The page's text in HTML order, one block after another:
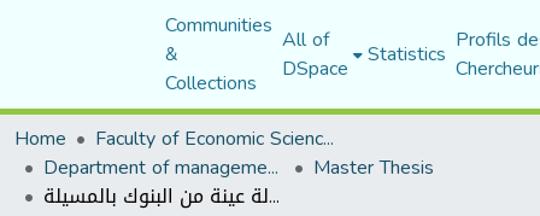
Communities
&
Collections
All of
DSpace Statistics Profils
Home
Faculty of Economic Sciences, Commerce and Management Sciences
Department of management sciences Master Thesis
فعالیة نظم المعلومات الإستراتیجیة في إدارة الأزمات المالیة في البنوك التجاریة - دراسة حالة عینة من البنوك بالمسیلة -